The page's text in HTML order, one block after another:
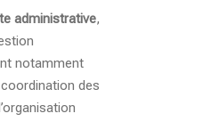
administrative,
notamment
des